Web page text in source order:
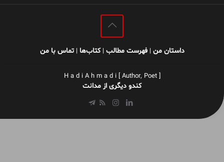
داستان من |فهرست مطالب |کتاب‌ها |تماس با من
H a d i A h m a d i [ Author, Poet ]
کندو دیگری از مدانت